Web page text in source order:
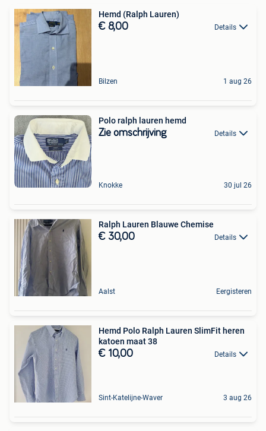
Hemd (Ralph Lauren)
€ 8,00 Details
Bilzen 1 aug 26
Polo ralph lauren hemd
Zie omschrijving Details
Knokke 30 jul 26
Ralph Lauren Blauwe Chemise
€ 30,00 Details
Aalst Eergisteren
Hemd Polo Ralph Lauren SlimFit heren
katoen maat 38
€ 10,00 Details
Sint-Katelijne-Waver 3 aug 26